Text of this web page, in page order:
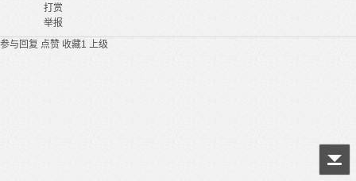
打赏
举报
参与回复 点赞 收藏1 上级